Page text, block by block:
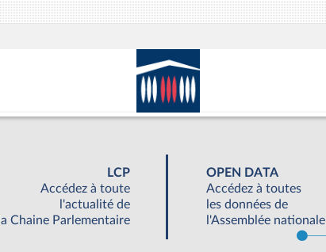
LCP
Accédez à toute
l'actualité de
la Chaine Parlementaire
OPEN DATA
Accédez à toutes
les données de
l'Assemblée nationale